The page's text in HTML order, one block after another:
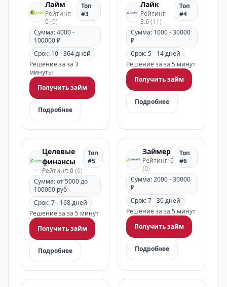
Лайм
Рейтинг:
0(0)
Топ
#3
Сумма: 4000 -
100000 ₽
Срок: 10 - 364 дней
Решение за за 3
минуты
Получить займ
Подробнее
Лайк
Рейтинг:
3.6(11)
Топ
#4
Сумма: 1000 - 30000
₽
Срок: 5 - 14 дней
Решение за за 5 минут
Получить займ
Подробнее
Целевые
финансы
Рейтинг: 0(0)
Топ
#5
Сумма: от 5000 до
100000 руб
Срок: 7 - 168 дней
Решение за за 5 минут
Получить займ
Подробнее
Займер
Рейтинг: 0
(0)
Топ
#6
Сумма: 2000 - 30000
₽
Срок: 7 - 30 дней
Решение за за 5 минут
Получить займ
Подробнее